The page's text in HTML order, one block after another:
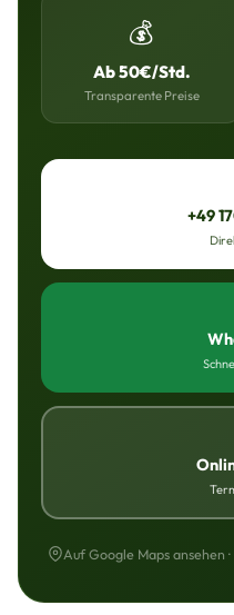
💰
Ab 50€/Std.
Transparente Preise
+49
Auf Google Maps ansehen